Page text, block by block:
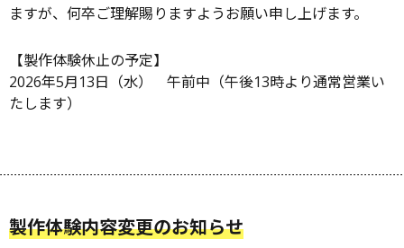
ますが、何卒ご理解賜りますようお願い申し上げます。
【製作体験休止の予定】
2026年5月13日（水） 午前中（午後13時より通常営業い
たします）
製作体験内容変更のお知らせ